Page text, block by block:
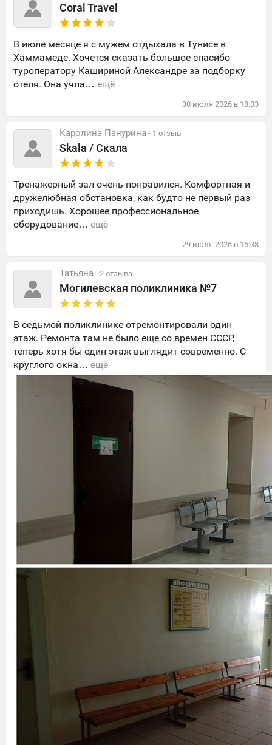
Coral Travel
В июле месяце я с мужем отдыхала в Тунисе в
Хаммамеде. Хочется сказать большое спасибо
туроператору Кашириной Александре за подборку
отеля. Она учла… ещё
30 июля 2026 в 18:03
Каролина Панурина · 1 отзыв
Skala / Скала
Тренажерный зал очень понравился. Комфортная и
дружелюбная обстановка, как будто не первый раз
приходишь. Хорошее профессиональное
оборудование… ещё
29 июля 2026 в 15:38
Татьяна · 2 отзыва
Могилевская поликлиника №7
В седьмой поликлинике отремонтировали один
этаж. Ремонта там не было еще со времен СССР,
теперь хотя бы один этаж выглядит современно. С
круглого окна… ещё